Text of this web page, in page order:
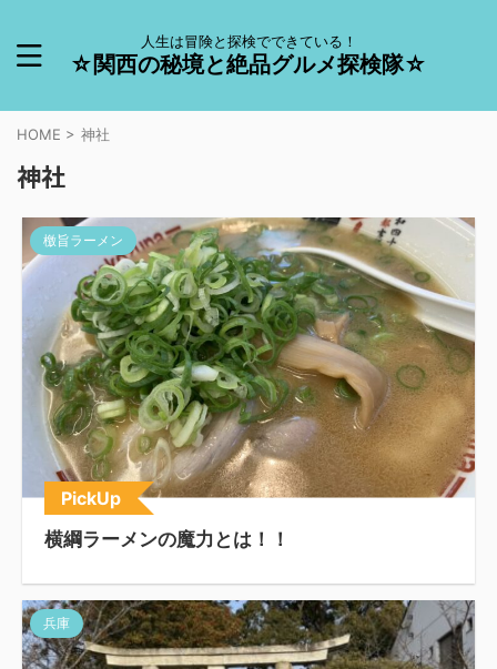
人生は冒険と探検でできている！
☆関西の秘境と絶品グルメ探検隊☆
HOME > 神社
神社
檄旨ラーメン
PickUp
横綱ラーメンの魔力とは！！
兵庫